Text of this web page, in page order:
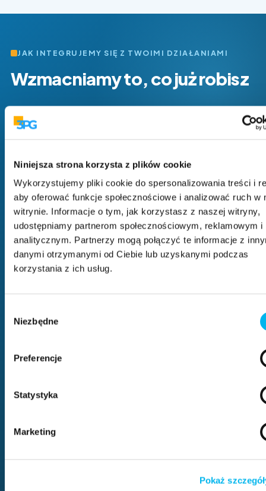
Niniejsza strona korzysta z plików cookie
Wykorzystujemy pliki cookie do spersonalizowania treści i
aby oferować funkcje społecznościowe i analizować ruch w
witrynie. Informacje o tym, jak korzystasz z naszej witryny,
udostępniamy partnerom społecznościowym, reklamowym i
analitycznym. Partnerzy mogą połączyć te informacje z
danymi otrzymanymi od Ciebie lub uzyskanymi podczas
korzystania z ich usług.
zgody
Niezbędne
Preferencje
Statystyka
Marketing
Pokaż
JAK INTEGRUJEMY SIĘ Z TWOIMI DZIAŁANIAMI
Wzmacniamy to, co już robisz
my
budujemy ją u farmaceuty
w aptece wartość, która działa po wizycie